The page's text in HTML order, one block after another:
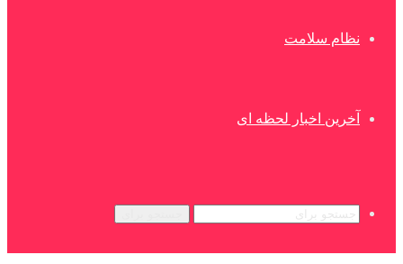
نظام سلامت
آخرین اخبار لحظه ای